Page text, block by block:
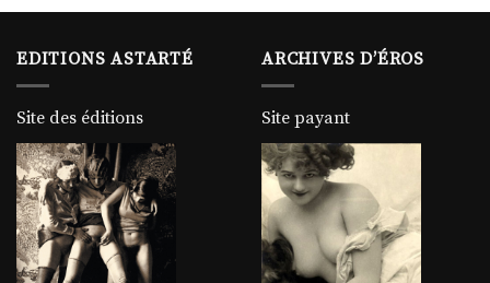
EDITIONS ASTARTÉ
Site des éditions
ARCHIVES D’ÉROS
Site payant